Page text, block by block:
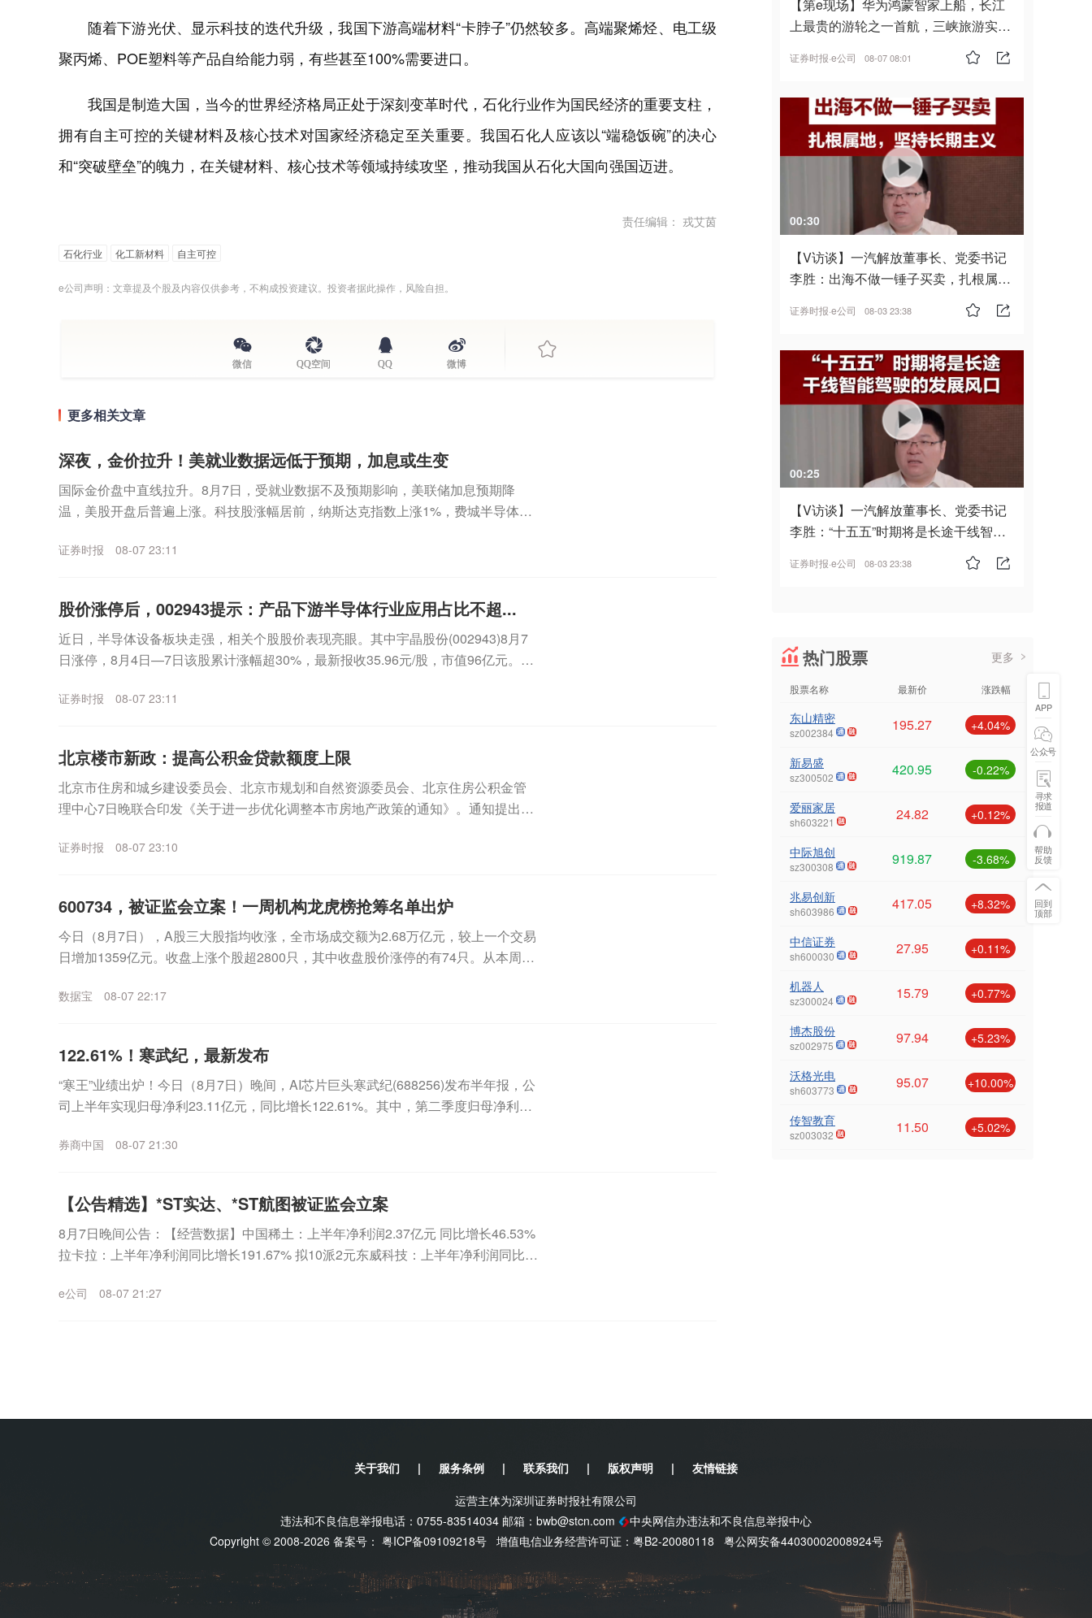
随着下游光伏、显示科技的迭代升级，我国下游高端材料“卡脖子”仍然较多。高端聚烯烃、电工级
聚丙烯、POE塑料等产品自给能力弱，有些甚至100%需要进口。
我国是制造大国，当今的世界经济格局正处于深刻变革时代，石化行业作为国民经济的重要支柱，
拥有自主可控的关键材料及核心技术对国家经济稳定至关重要。我国石化人应该以“端稳饭碗”的决心
和“突破壁垒”的魄力，在关键材料、核心技术等领域持续攻坚，推动我国从石化大国向强国迈进。
责任编辑： 戎艾茵
石化行业 化工新材料 自主可控
e公司声明：文章提及个股及内容仅供参考，不构成投资建议。投资者据此操作，风险自担。
微信 QQ空间 QQ 微博
更多相关文章
深夜，金价拉升！美就业数据远低于预期，加息或生变
国际金价盘中直线拉升。8月7日，受就业数据不及预期影响，美联储加息预期降
温，美股开盘后普遍上涨。科技股涨幅居前，纳斯达克指数上涨1%，费城半导体指
证券时报 08-07 23:11
股价涨停后，002943提示：产品下游半导体行业应用占比不超...
近日，半导体设备板块走强，相关个股股价表现亮眼。其中宇晶股份(002943)8月7
日涨停，8月4日—7日该股累计涨幅超30%，最新报收35.96元/股，市值96亿元。8
证券时报 08-07 23:11
北京楼市新政：提高公积金贷款额度上限
北京市住房和城乡建设委员会、北京市规划和自然资源委员会、北京住房公积金管
理中心7日晚联合印发《关于进一步优化调整本市房地产政策的通知》。通知提出，
证券时报 08-07 23:10
600734，被证监会立案！一周机构龙虎榜抢筹名单出炉
今日（8月7日），A股三大股指均收涨，全市场成交额为2.68万亿元，较上一个交易
日增加1359亿元。收盘上涨个股超2800只，其中收盘股价涨停的有74只。从本周的
数据宝 08-07 22:17
122.61%！寒武纪，最新发布
“寒王”业绩出炉！今日（8月7日）晚间，AI芯片巨头寒武纪(688256)发布半年报，公
司上半年实现归母净利23.11亿元，同比增长122.61%。其中，第二季度归母净利为
券商中国 08-07 21:30
【公告精选】*ST实达、*ST航图被证监会立案
8月7日晚间公告：【经营数据】中国稀土：上半年净利润2.37亿元 同比增长46.53%
拉卡拉：上半年净利润同比增长191.67% 拟10派2元东威科技：上半年净利润同比增
e公司 08-07 21:27
【第e现场】华为鸿蒙智家上船，长江
上最贵的游轮之一首航，三峡旅游实
证券时报·e公司 08-07 08:01
00:30
【V访谈】一汽解放董事长、党委书记
李胜：出海不做一锤子买卖，扎根属
证券时报·e公司 08-03 23:38
00:25
【V访谈】一汽解放董事长、党委书记
李胜：“十五五”时期将是长途干线智能
证券时报·e公司 08-03 23:38
热门股票 更多
股票名称 最新价 涨跌幅
东山精密
sz002384 195.27 +4.04%
新易盛
sz300502 420.95 -0.22%
爱丽家居
sh603221 24.82 +0.12%
中际旭创
sz300308 919.87 -3.68%
兆易创新
sh603986 417.05 +8.32%
中信证券
sh600030 27.95 +0.11%
机器人
sz300024 15.79 +0.77%
博杰股份
sz002975 97.94 +5.23%
沃格光电
sh603773 95.07 +10.00%
传智教育
sz003032 11.50 +5.02%
APP
公众号
寻求
报道
帮助
反馈
回到
顶部
关于我们 | 服务条例 | 联系我们 | 版权声明 |
友情链接
运营主体为深圳证券时报社有限公司
违法和不良信息举报电话：0755-83514034 邮箱： bwb@stcn.com
中央网信办违法和不良信息举报中心
Copyright © 2008-2026 备案号： 粤ICP备09109218号 增值电信业务经营许可证：粤B2-20080118 粤公网安备44030002008924号